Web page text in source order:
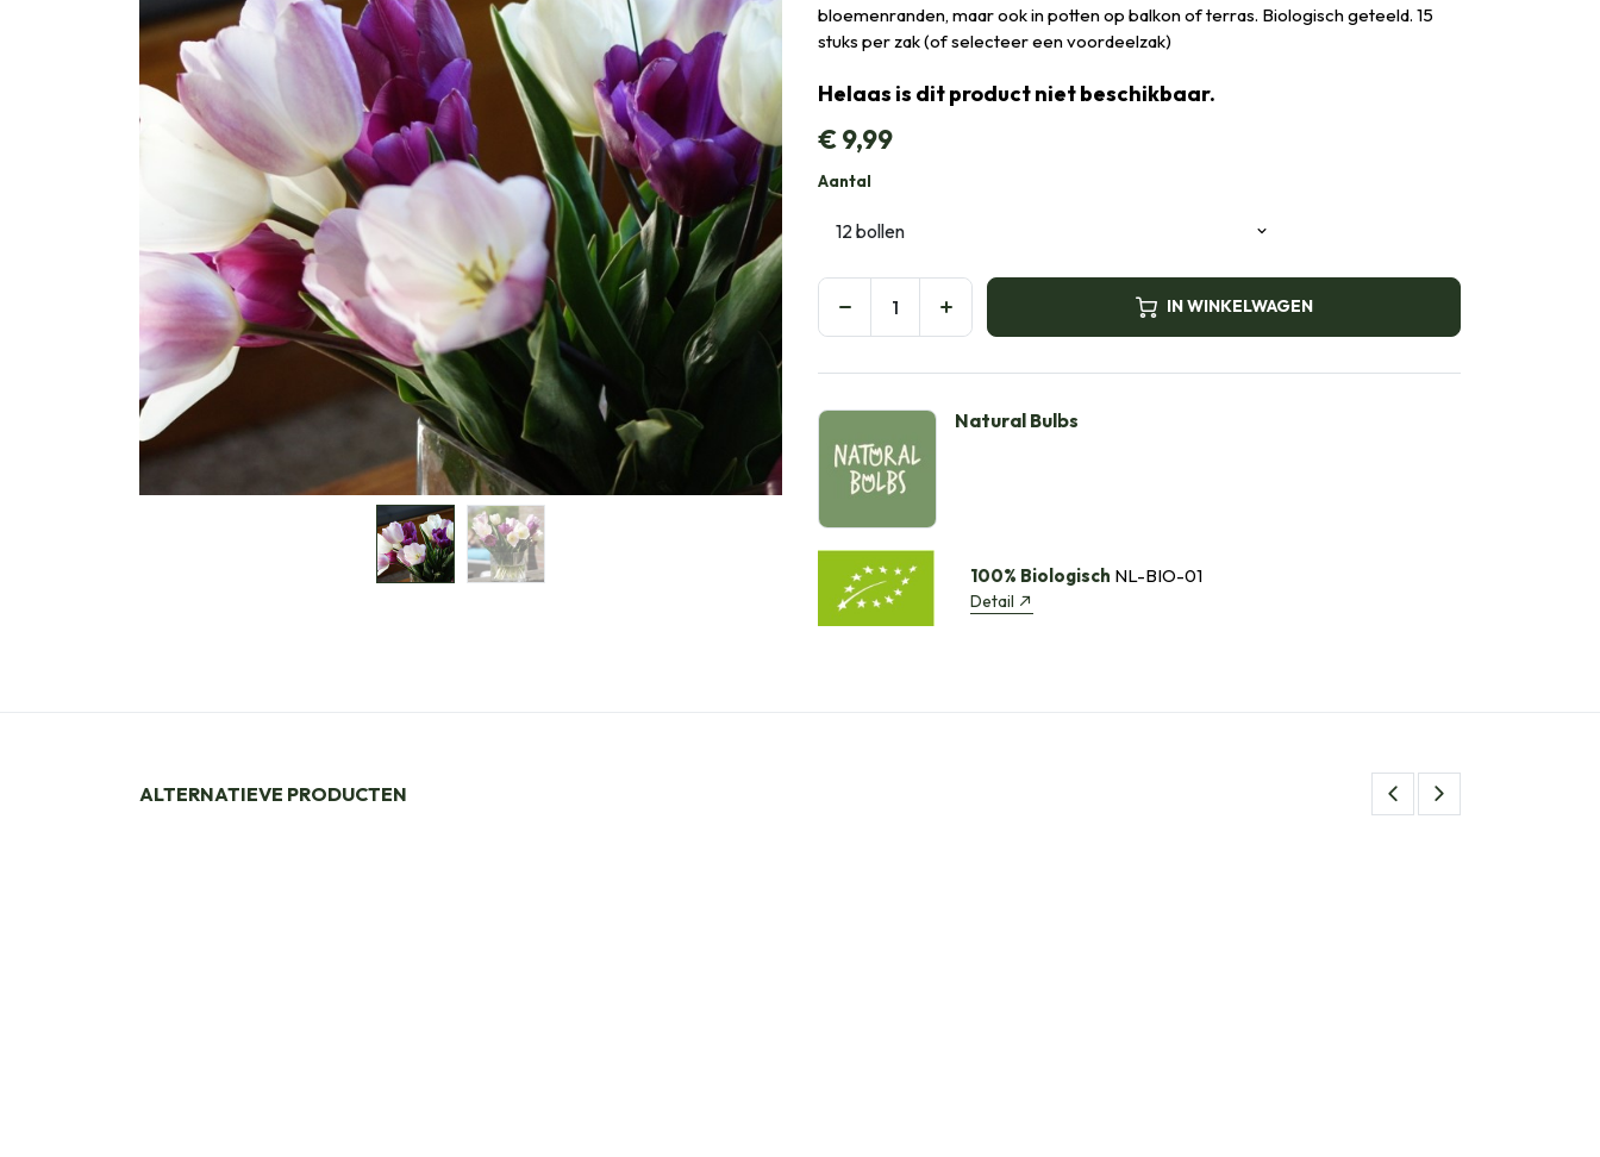
bloemenranden, maar ook in potten op balkon of terras. Biologisch geteeld. 15
stuks per zak (of selecteer een voordeelzak)
Helaas is dit product niet beschikbaar.
€9,99
Aantal
IN WINKELWAGEN
Natural Bulbs
100% Biologisch NL-BIO-01
Detail
ALTERNATIEVE PRODUCTEN